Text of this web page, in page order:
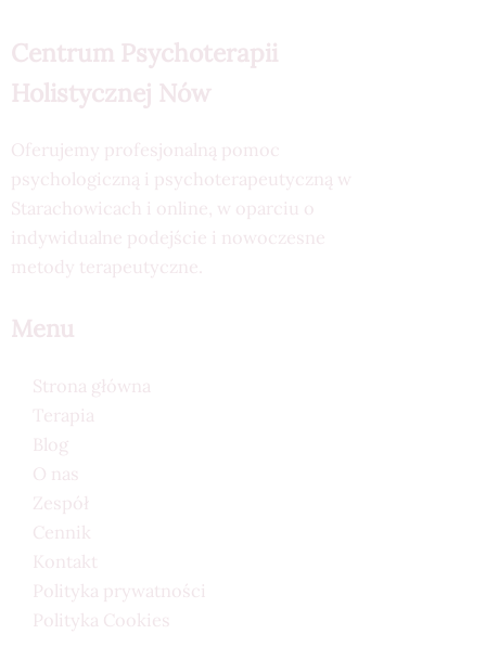
Centrum Psychoterapii
Holistycznej Nów
Oferujemy profesjonalną pomoc
psychologiczną i psychoterapeutyczną w
Starachowicach i online, w oparciu o
indywidualne podejście i nowoczesne
metody terapeutyczne.
Menu
Strona główna
Terapia
Blog
O nas
Zespół
Cennik
Kontakt
Polityka prywatności
Polityka Cookies